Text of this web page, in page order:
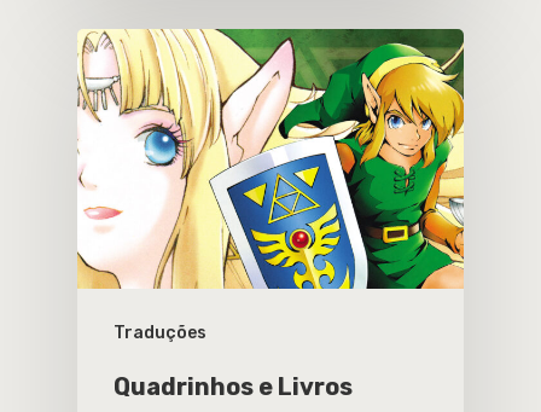
Traduções
Quadrinhos e Livros